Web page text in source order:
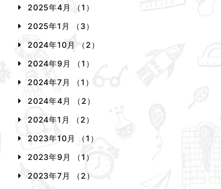
2025年4月 （1）
2025年1月 （3）
2024年10月 （2）
2024年9月 （1）
2024年7月 （1）
2024年4月 （2）
2024年1月 （2）
2023年10月 （1）
2023年9月 （1）
2023年7月 （2）